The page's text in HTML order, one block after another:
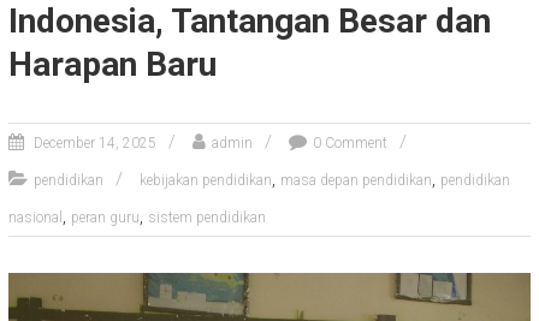
Indonesia, Tantangan Besar dan
Harapan Baru
December 14, 2025 admin 0 Comment
pendidikan kebijakan pendidikan, masa depan pendidikan, pendidikan
nasional , peran guru, sistem pendidikan